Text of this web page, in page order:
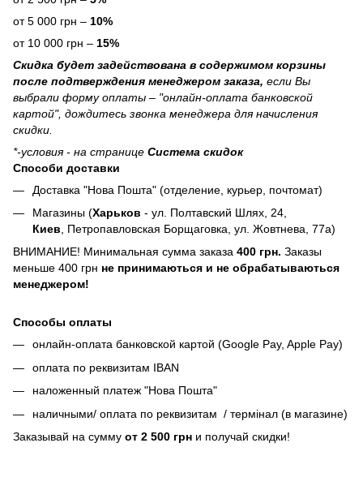
от 5 000 грн – 10%
от 10 000 грн – 15%
Скидка будет задействована в содержимом корзины
после подтверждения менеджером заказа, если Вы
выбрали форму оплаты – "онлайн-оплата банковской
картой", дождитесь звонка менеджера для начисления
скидки.
*-условия - на странице Система скидок
Способи доставки
Доставка "Нова Пошта" (отделение, курьер, почтомат)
Магазины (Харьков - ул. Полтавский Шлях, 24,
Киев , Петропавловская Борщаговка, ул. Жовтнева, 77а)
ВНИМАНИЕ! Минимальная сумма заказа 400 грн. Заказы
меньше 400 грн не принимаються и не обрабатываються
менеджером!
Способы оплаты
онлайн-оплата банковской картой (Google Pay, Apple Pay)
оплата по реквизитам IBAN
наложенный платеж "Нова Пошта"
наличными/ оплата по реквизитам / термінал (в магазине)
Заказывай на сумму от 2 500 грн и получай скидки!